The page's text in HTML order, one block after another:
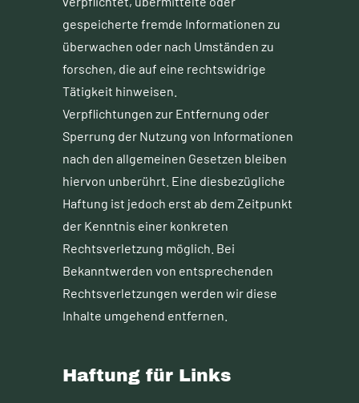
gespeicherte fremde Informationen zu
überwachen oder nach Umständen zu
forschen, die auf eine rechtswidrige
Tätigkeit hinweisen.
Verpflichtungen zur Entfernung oder
Sperrung der Nutzung von Informationen
nach den allgemeinen Gesetzen bleiben
hiervon unberührt. Eine diesbezügliche
Haftung ist jedoch erst ab dem Zeitpunkt
der Kenntnis einer konkreten
Rechtsverletzung möglich. Bei
Bekanntwerden von entsprechenden
Rechtsverletzungen werden wir diese
Inhalte umgehend entfernen.
Haftung für Links